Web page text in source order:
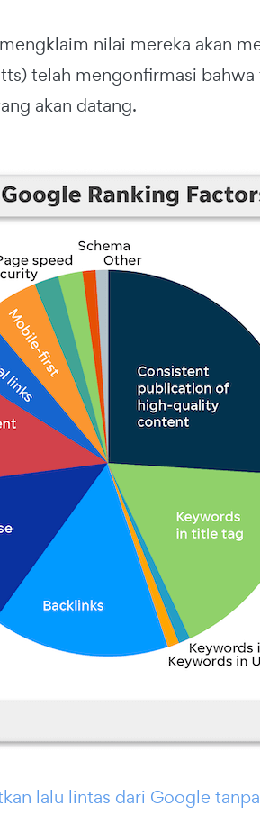
nilai mereka akan
telah mengonfirmasi
akan datang.
lalu lintas dari Google